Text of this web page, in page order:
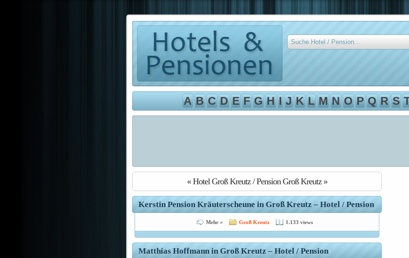
A B C D E F G H I J K L M N O P Q R S T
« Hotel Groß Kreutz / Pension Groß Kreutz »
Kerstin Pension Kräuterscheune in Groß Kreutz – Hotel / Pension
Mehr » Groß Kreutz 1.133 views
Matthias Hoffmann in Groß Kreutz – Hotel / Pension